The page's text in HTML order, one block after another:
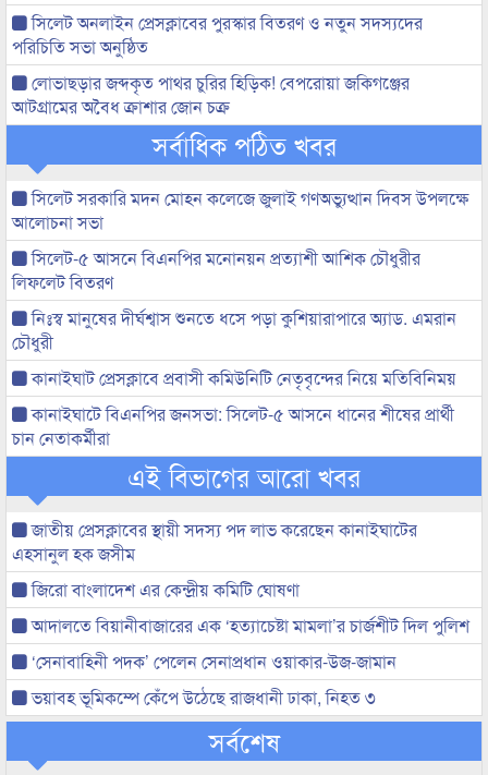
সিলেট অনলাইন প্রেসক্লাবের পুরস্কার বিতরণ ও নতুন সদস্যদের
পরিচিতি সভা অনুষ্ঠিত
লোভাছড়ার জব্দকৃত পাথর চুরির হিড়িক! বেপরোয়া জকিগঞ্জের
আটগ্রামের অবৈধ ক্রাশার জোন চক্র
সর্বাধিক পঠিত খবর
সিলেট সরকারি মদন মোহন কলেজে জুলাই গণঅভ্যুত্থান দিবস উপলক্ষে
আলোচনা সভা
সিলেট-৫ আসনে বিএনপির মনোনয়ন প্রত্যাশী আশিক চৌধুরীর
লিফলেট বিতরণ
নিঃস্ব মানুষের দীর্ঘশ্বাস শুনতে ধসে পড়া কুশিয়ারাপারে অ্যাড. এমরান
চৌধুরী
কানাইঘাট প্রেসক্লাবে প্রবাসী কমিউনিটি নেতৃবৃন্দের নিয়ে মতিবিনিময়
কানাইঘাটে বিএনপির জনসভা: সিলেট-৫ আসনে ধানের শীষের প্রার্থী
চান নেতাকর্মীরা
এই বিভাগের আরো খবর
জাতীয় প্রেসক্লাবের স্থায়ী সদস্য পদ লাভ করেছেন কানাইঘাটের
এহসানুল হক জসীম
জিরো বাংলাদেশ এর কেন্দ্রীয় কমিটি ঘোষণা
আদালতে বিয়ানীবাজারের এক ‘হত্যাচেষ্টা মামলা’র চার্জশীট দিল পুলিশ
‘সেনাবাহিনী পদক’ পেলেন সেনাপ্রধান ওয়াকার-উজ-জামান
ভয়াবহ ভূমিকম্পে কেঁপে উঠেছে রাজধানী ঢাকা, নিহত ৩
সর্বশেষ